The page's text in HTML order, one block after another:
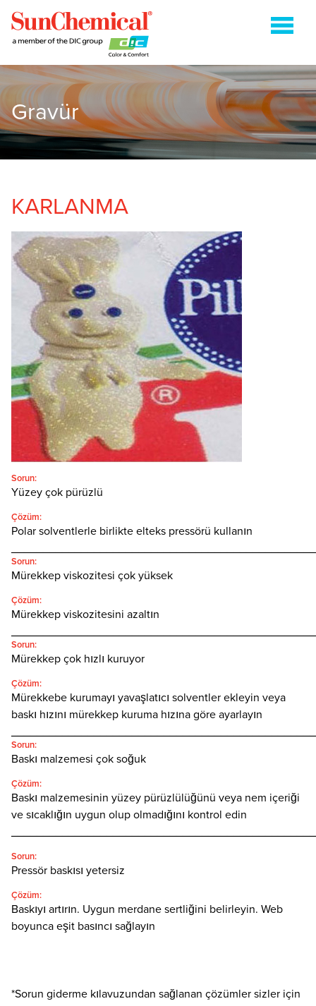
ENERJI (IŞIKLA) KURUMALI
FLEKSOGRAFİ
TABAKA OFSET
İLETIŞIM
Türkçe
ARAMA:'
SEARCH
Gravür
KARLANMA
Sorun:
Yüzey çok pürüzlü
Çözüm:
Polar solventlerle birlikte elteks pressörü kullanın
Sorun:
Mürekkep viskozitesi çok yüksek
Çözüm:
Mürekkep viskozitesini azaltın
Sorun:
Mürekkep çok hızlı kuruyor
Çözüm:
Mürekkebe kurumayı yavaşlatıcı solventler ekleyin veya
baskı hızını mürekkep kuruma hızına göre ayarlayın
Sorun:
Baskı malzemesi çok soğuk
Çözüm:
Baskı malzemesinin yüzey pürüzlülüğünü veya nem içeriği
ve sıcaklığın uygun olup olmadığını kontrol edin
Sorun:
Pressör baskısı yetersiz
Çözüm:
Baskıyı artırın. Uygun merdane sertliğini belirleyin. Web
boyunca eşit basıncı sağlayın
*Sorun giderme kılavuzundan sağlanan çözümler sizler için